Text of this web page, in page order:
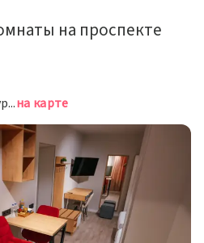
на проспекте
проспект Ленина, д. 7, Мурманскна карте